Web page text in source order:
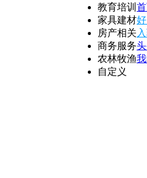
教育培训
家具建材
房产相关
商务服务
农林牧渔
自定义